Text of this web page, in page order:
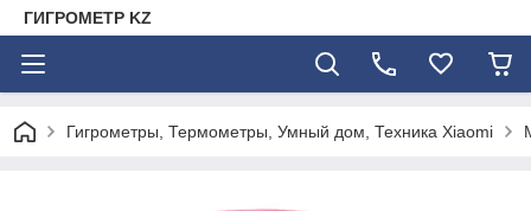
ГИГРОМЕТР KZ
Гигрометры, Термометры, Умный дом, Техника Xiaomi